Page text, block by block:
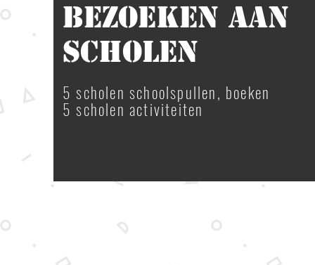
BEZOEKEN AAN
SCHOLEN
5 scholen schoolspullen, boeken
5 scholen activiteiten